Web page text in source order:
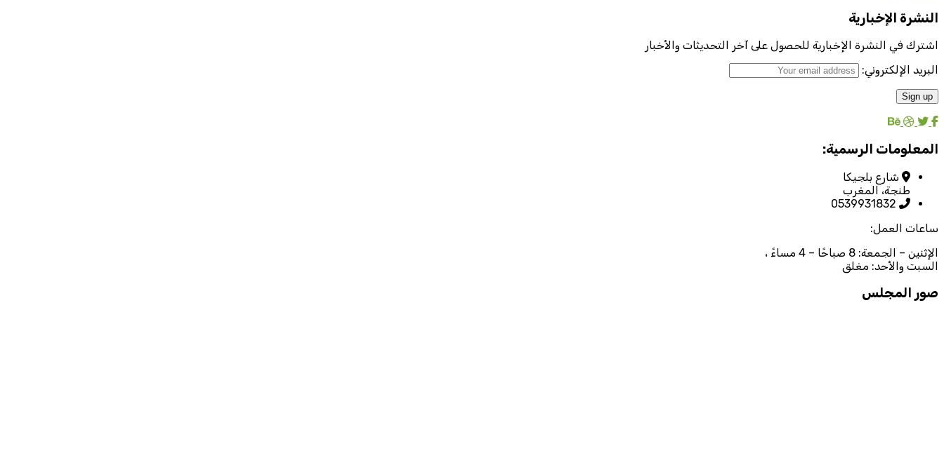
النشرة الإخبارية
اشترك في النشرة الإخبارية للحصول على آخر التحديثات والأخبار
البريد الإلكتروني:
المعلومات الرسمية:
شارع بلجيكا
طنجة، المغرب
0539931832
ساعات العمل:
الإثنين – الجمعة: 8 صباحًا – 4 مساءً ،
السبت والأحد: مغلق
صور المجلس